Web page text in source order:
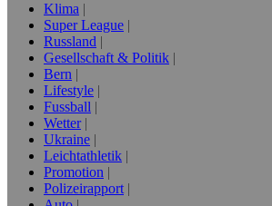
Klima
Super League
Russland
Gesellschaft & Politik
Bern
Lifestyle
Fussball
Wetter
Ukraine
Leichtathletik
Promotion
Polizeirapport